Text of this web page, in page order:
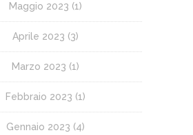
Maggio 2023 (1)
Aprile 2023 (3)
Marzo 2023 (1)
Febbraio 2023 (1)
Gennaio 2023 (4)